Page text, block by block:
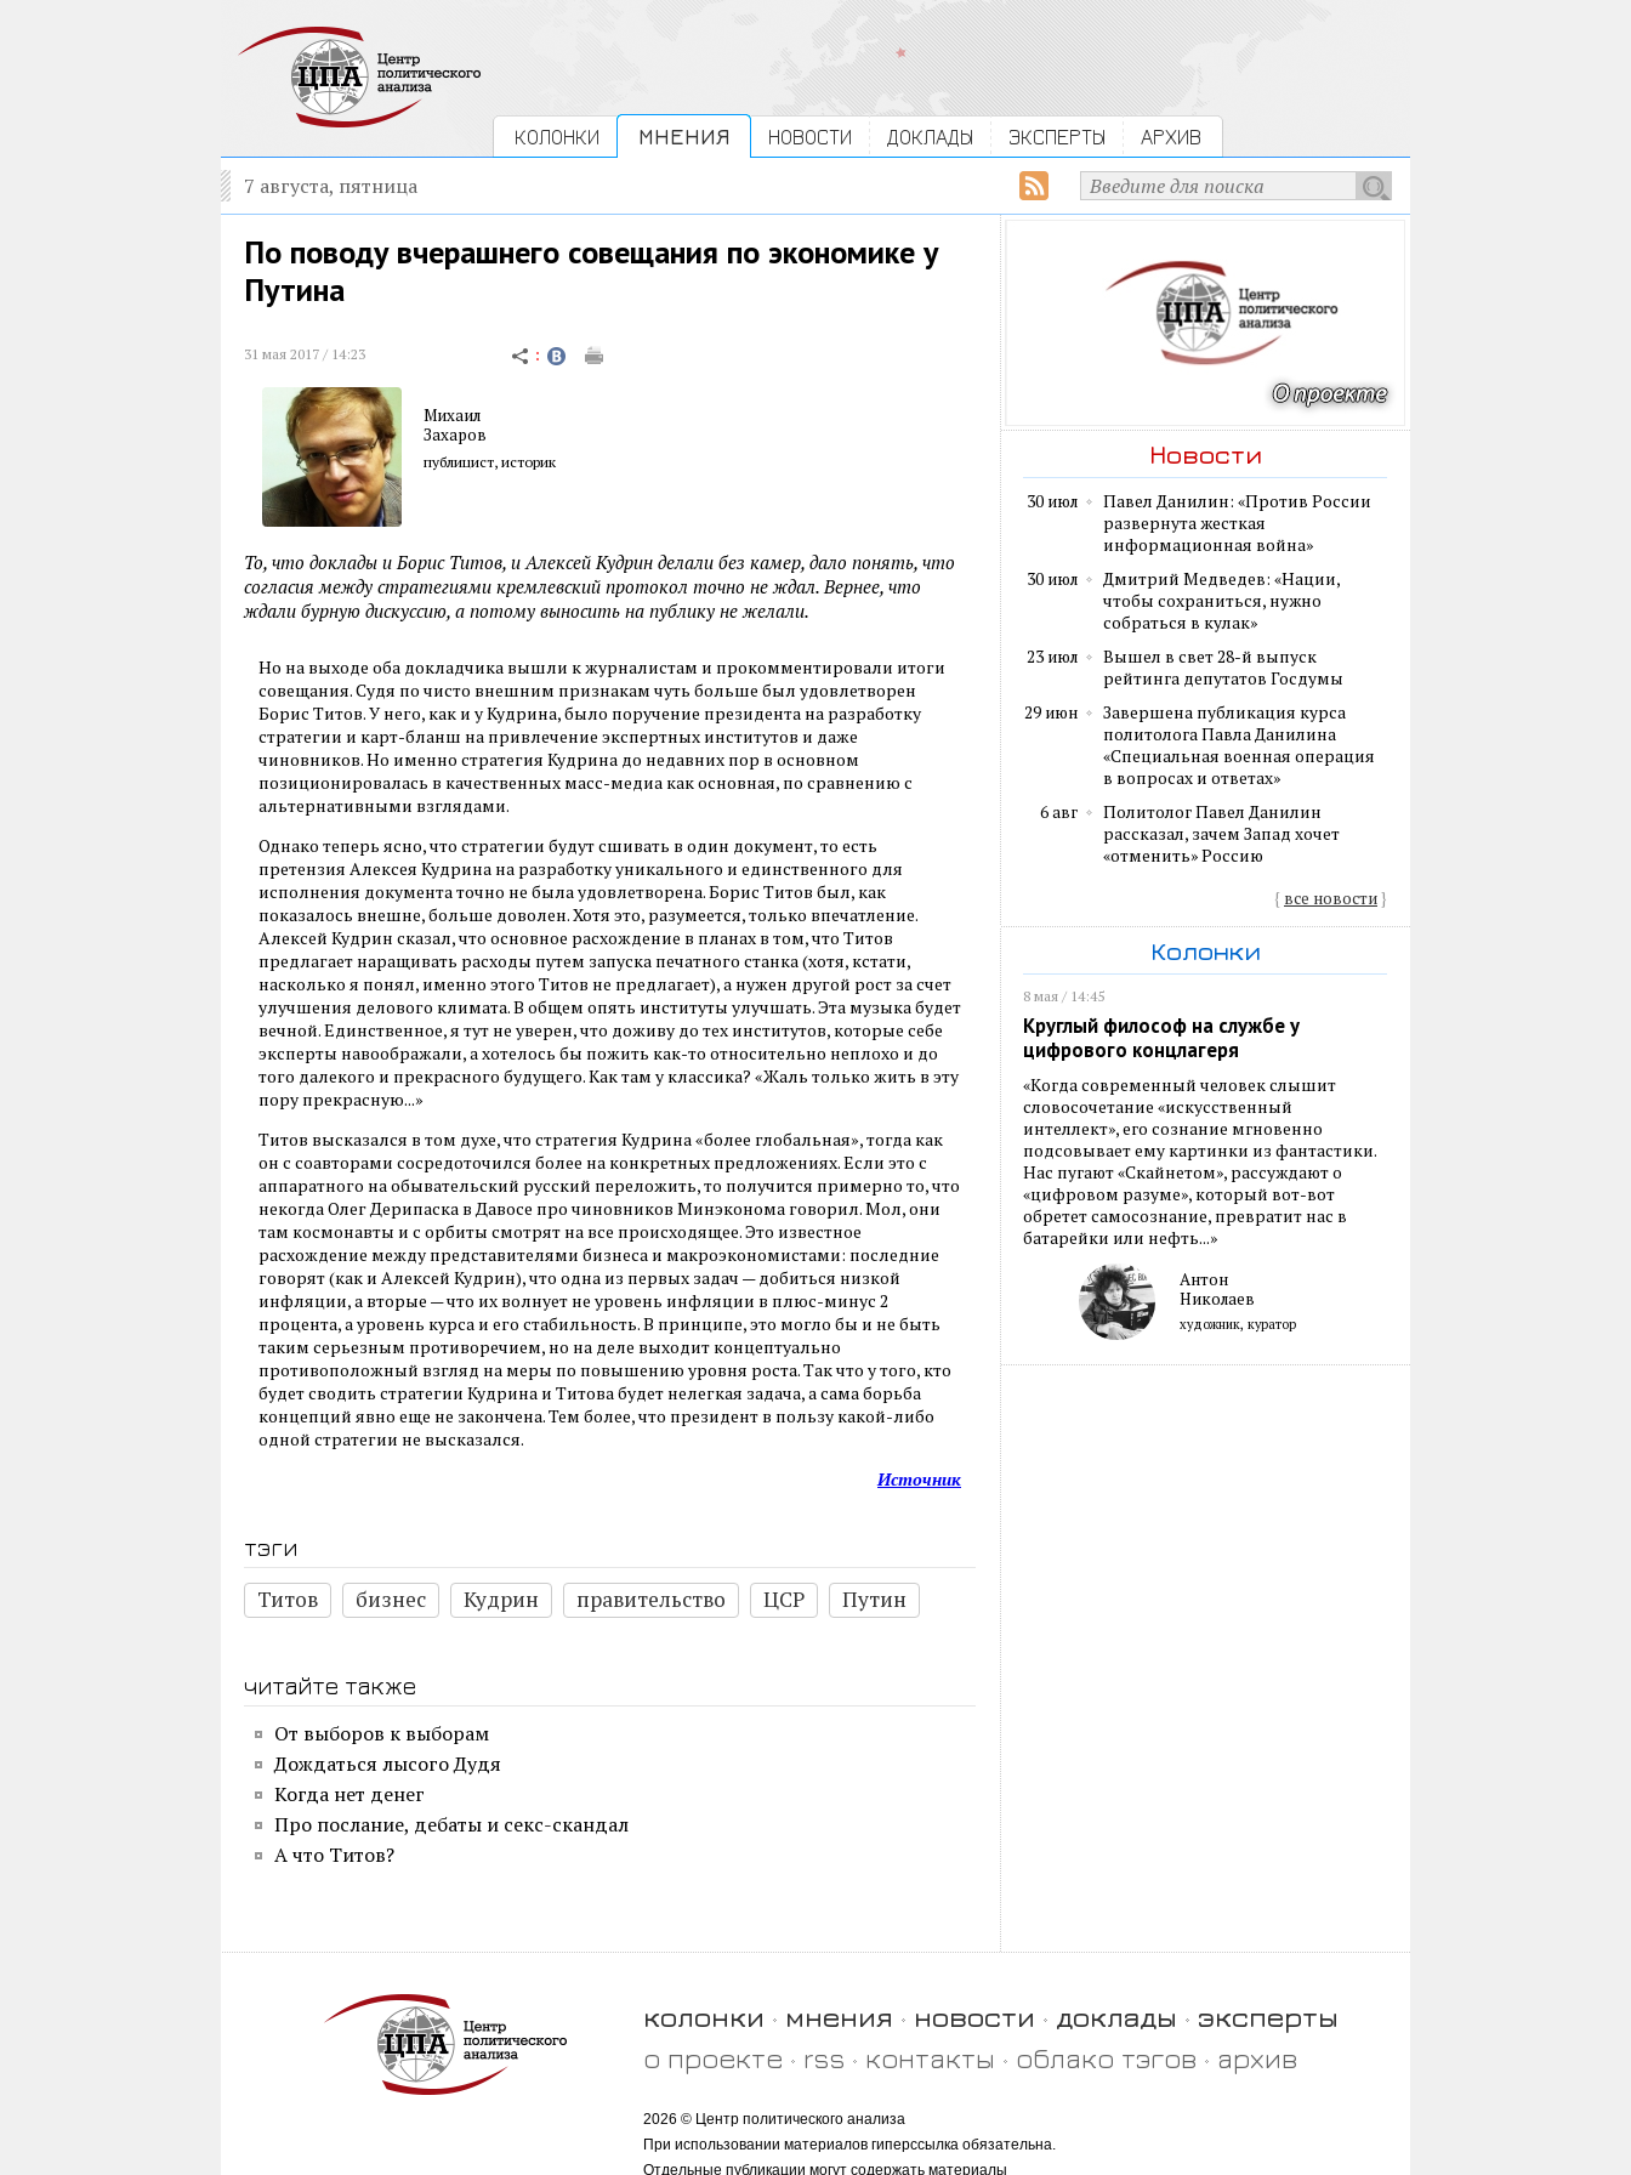
КОЛОНКИ МНЕНИЯ НОВОСТИ ДОКЛАДЫ ЭКСПЕРТЫ АРХИВ
7 августа, пятница
По поводу вчерашнего совещания по экономике у
Путина
31 мая 2017 / 14:23
Михаил
Захаров
публицист, историк
То, что доклады и Борис Титов, и Алексей Кудрин делали без камер, дало понять, что
согласия между стратегиями кремлевский протокол точно не ждал. Вернее, что
ждали бурную дискуссию, а потому выносить на публику не желали.
Но на выходе оба докладчика вышли к журналистам и прокомментировали итоги
совещания. Судя по чисто внешним признакам чуть больше был удовлетворен
Борис Титов. У него, как и у Кудрина, было поручение президента на разработку
стратегии и карт-бланш на привлечение экспертных институтов и даже
чиновников. Но именно стратегия Кудрина до недавних пор в основном
позиционировалась в качественных масс-медиа как основная, по сравнению с
альтернативными взглядами.
Однако теперь ясно, что стратегии будут сшивать в один документ, то есть
претензия Алексея Кудрина на разработку уникального и единственного для
исполнения документа точно не была удовлетворена. Борис Титов был, как
показалось внешне, больше доволен. Хотя это, разумеется, только впечатление.
Алексей Кудрин сказал, что основное расхождение в планах в том, что Титов
предлагает наращивать расходы путем запуска печатного станка (хотя, кстати,
насколько я понял, именно этого Титов не предлагает), а нужен другой рост за счет
улучшения делового климата. В общем опять институты улучшать. Эта музыка будет
вечной. Единственное, я тут не уверен, что доживу до тех институтов, которые себе
эксперты навоображали, а хотелось бы пожить как-то относительно неплохо и до
того далекого и прекрасного будущего. Как там у классика? «Жаль только жить в эту
пору прекрасную...»
Титов высказался в том духе, что стратегия Кудрина «более глобальная», тогда как
он с соавторами сосредоточился более на конкретных предложениях. Если это с
аппаратного на обывательский русский переложить, то получится примерно то, что
некогда Олег Дерипаска в Давосе про чиновников Минэконома говорил. Мол, они
там космонавты и с орбиты смотрят на все происходящее. Это известное
расхождение между представителями бизнеса и макроэкономистами: последние
говорят (как и Алексей Кудрин), что одна из первых задач — добиться низкой
инфляции, а вторые — что их волнует не уровень инфляции в плюс-минус 2
процента, а уровень курса и его стабильность. В принципе, это могло бы и не быть
таким серьезным противоречием, но на деле выходит концептуально
противоположный взгляд на меры по повышению уровня роста. Так что у того, кто
будет сводить стратегии Кудрина и Титова будет нелегкая задача, а сама борьба
концепций явно еще не закончена. Тем более, что президент в пользу какой-либо
одной стратегии не высказался.
Источник
тэги
Титов
бизнес Кудрин правительство ЦСР Путин
читайте также
От выборов к выборам
Дождаться лысого Дудя
Когда нет денег
Про послание, дебаты и секс-скандал
А что Титов?
Новости
30 июл
Павел Данилин: «Против России
развернута жесткая
информационная война»
30 июл
Дмитрий Медведев: «Нации,
чтобы сохраниться, нужно
собраться в кулак»
23 июл
Вышел в свет 28-й выпуск
рейтинга депутатов Госдумы
29 июн
Завершена публикация курса
политолога Павла Данилина
«Специальная военная операция
в вопросах и ответах»
6 авг
Политолог Павел Данилин
рассказал, зачем Запад хочет
«отменить» Россию
{ все новости}
Колонки
8 мая / 14:45
Круглый философ на службе у
цифрового концлагеря
«Когда современный человек слышит
словосочетание «искусственный
интеллект», его сознание мгновенно
подсовывает ему картинки из фантастики.
Нас пугают «Скайнетом», рассуждают о
«цифровом разуме», который вот-вот
обретет самосознание, превратит нас в
батарейки или нефть...»
Антон
Николаев
художник, куратор
колонки мнения новости доклады
эксперты
о проекте
rss контакты облако тэгов архив
2026 © Центр политического анализа
При использовании материалов гиперссылка обязательна.
Отдельные публикации могут содержать материалы